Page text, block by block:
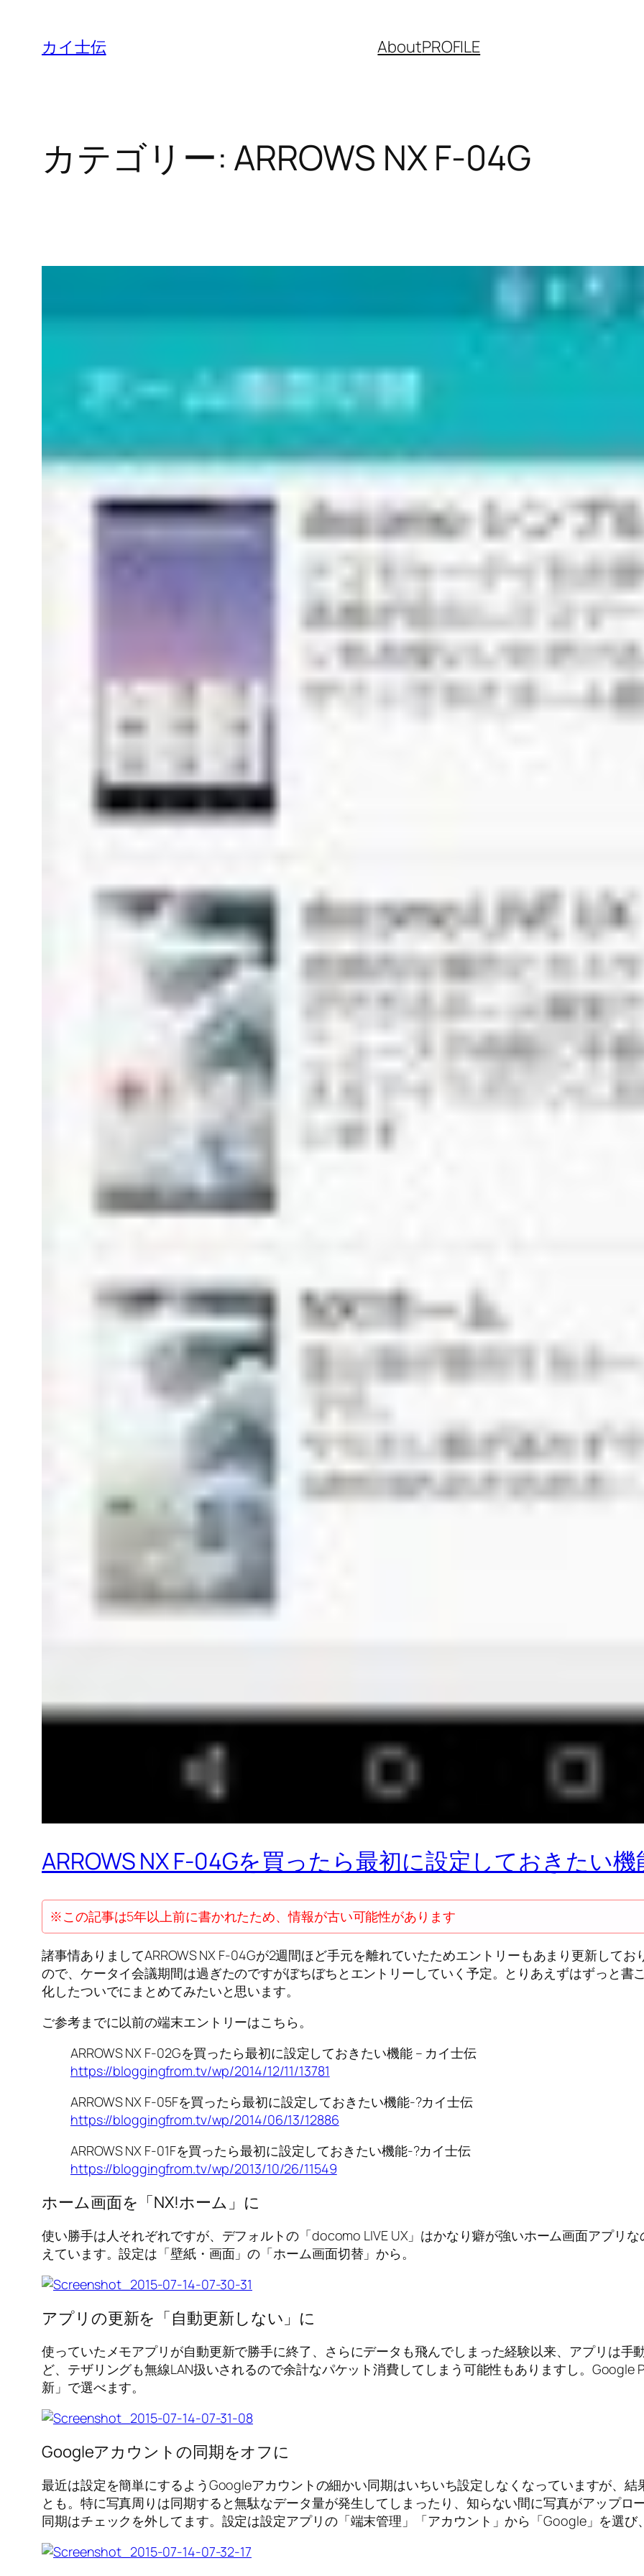
カイ士伝 AboutPROFILE
カテゴリー: ARROWS NX F-04G
ARROWS NX F-04Gを買ったら最初に設定しておきたい機
※この記事は5年以上前に書かれたため、情報が古い可能性があります
諸事情ありましてARROWS NX F-04Gが2週間ほど手元を離れていたためエントリーもあまり更新して
ので、ケータイ会議期間は過ぎたのですがぼちぼちとエントリーしていく予定。とりあえずはずっと書
化したついでにまとめてみたいと思います。
ご参考までに以前の端末エントリーはこちら。
ARROWS NX F-02Gを買ったら最初に設定しておきたい機能 – カイ士伝
https://bloggingfrom.tv/wp/2014/12/11/13781
ARROWS NX F-05Fを買ったら最初に設定しておきたい機能-?カイ士伝
https://bloggingfrom.tv/wp/2014/06/13/12886
ARROWS NX F-01Fを買ったら最初に設定しておきたい機能-?カイ士伝
https://bloggingfrom.tv/wp/2013/10/26/11549
ホーム画面を「NX!ホーム」に
使い勝手は人それぞれですが、デフォルトの「docomo LIVE UX」はかなり癖が強いホーム画面アプリ
えています。設定は「壁紙・画面」の「ホーム画面切替」から。
アプリの更新を「自動更新しない」に
使っていたメモアプリが自動更新で勝手に終了、さらにデータも飛んでしまった経験以来、アプリは手
ど、テザリングも無線LAN扱いされるので余計なパケット消費してしまう可能性もありますし。Google
新」で選べます。
Googleアカウントの同期をオフに
最近は設定を簡単にするようGoogleアカウントの細かい同期はいちいち設定しなくなっていますが、
とも。特に写真周りは同期すると無駄なデータ量が発生してしまったり、知らない間に写真がアップロ
同期はチェックを外してます。設定は設定アプリの「端末管理」「アカウント」から「Google」を選